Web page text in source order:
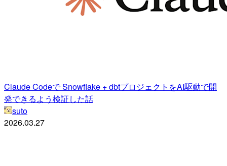
Claude Codeで Snowflake + dbtプロジェクトをAI駆動で開
発できるよう検証した話
suto
2026.03.27